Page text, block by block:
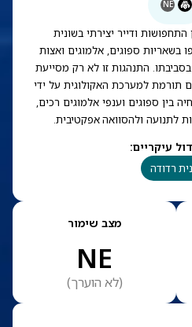
NE
ודייר יצירתי בשונית
בשאריות ספוגים, אלמוגים ואצות
התנהגות זו לא רק מסייעת
למערכת האקולוגית על ידי
בין ספוגים וענפי אלמוגים רכים,
לתנועה ולהסוואה אפקטיבית.
עיקריים:
רדודה
מצב שימור
NE
(לא הוערך)